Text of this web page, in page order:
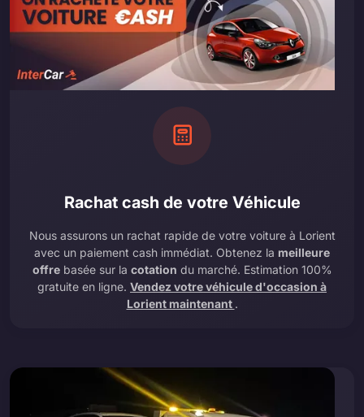
Rachat cash de votre Véhicule
Nous assurons un rachat rapide de votre voiture à Lorient
avec un paiement cash immédiat. Obtenez la meilleure
offrebasée sur la cotation du marché. Estimation 100%
gratuite en ligne. Vendez votre véhicule d'occasion à
Lorient maintenant .